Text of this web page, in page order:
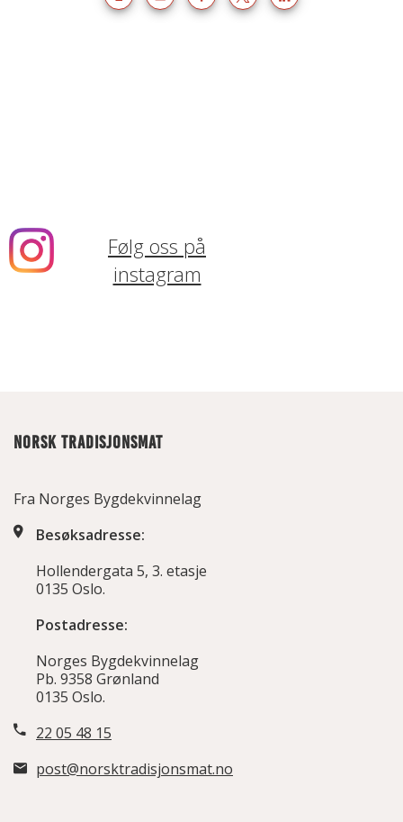
Følg oss på
instagram
NORSK TRADISJONSMAT
Fra Norges Bygdekvinnelag
Besøksadresse:
Hollendergata 5, 3. etasje
0135 Oslo.
Postadresse:
Norges Bygdekvinnelag
Pb. 9358 Grønland
0135 Oslo.
22 05 48 15
post@norsktradisjonsmat.no